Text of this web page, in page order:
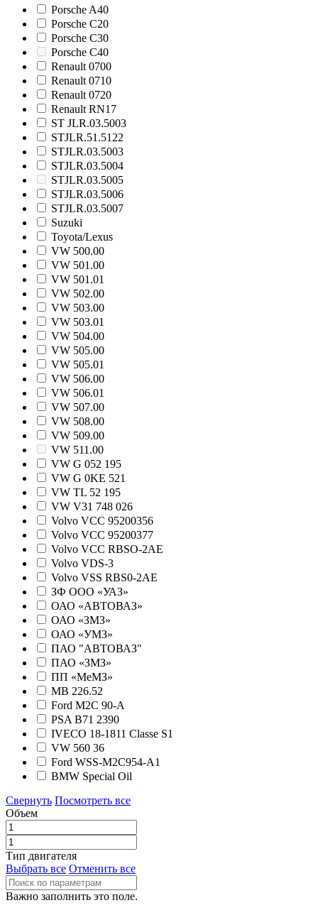
Porsche A40
Porsche C20
Porsche C30
Porsche C40
Renault 0700
Renault 0710
Renault 0720
Renault RN17
ST JLR.03.5003
STJLR.51.5122
STJLR.03.5003
STJLR.03.5004
STJLR.03.5005
STJLR.03.5006
STJLR.03.5007
Suzuki
Toyota/Lexus
VW 500.00
VW 501.00
VW 501.01
VW 502.00
VW 503.00
VW 503.01
VW 504.00
VW 505.00
VW 505.01
VW 506.00
VW 506.01
VW 507.00
VW 508.00
VW 509.00
VW 511.00
VW G 052 195
VW G 0KE 521
VW TL 52 195
VW V31 748 026
Volvo VCC 95200356
Volvo VCC 95200377
Volvo VCC RBSO-2AE
Volvo VDS-3
Volvo VSS RBS0-2AE
ЗФ ООО «УАЗ»
ОАО «АВТОВАЗ»
ОАО «ЗМЗ»
ОАО «УМЗ»
ПАО "АВТОВАЗ"
ПАО «ЗМЗ»
ПП «МеМЗ»
MB 226.52
Ford M2C 90-А
PSA B71 2390
IVECO 18-1811 Classe S1
VW 560 36
Ford WSS-M2C954-A1
BMW Special Oil
Свернуть Посмотреть все
Объем
Тип двигателя
Выбрать все Отменить все
Важно заполнить это поле.